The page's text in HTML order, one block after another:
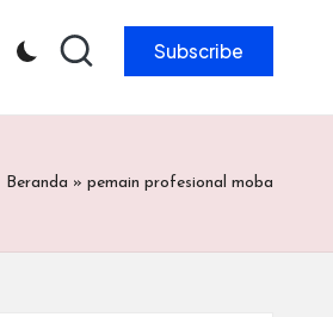
Subscribe
Beranda » pemain profesional moba